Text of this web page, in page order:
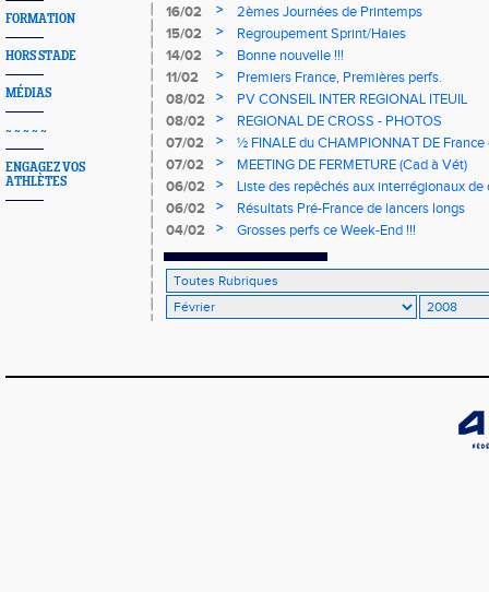
FORMATION
HORS STADE
MÉDIAS
~ ~ ~ ~ ~
ENGAGEZ VOS
ATHLÈTES
16/02
>
2èmes Journées de Printemps
15/02
>
Regroupement Sprint/Haies
14/02
>
Bonne nouvelle !!!
11/02
>
Premiers France, Premières perfs.
08/02
>
PV CONSEIL INTER REGIONAL ITEUIL
08/02
>
REGIONAL DE CROSS - PHOTOS
07/02
>
½ FINALE du CHAMPIONNAT DE
à Roullet Saint Estephe (16)
07/02 >
MEETING DE FERMETURE (Cad à Vét)
06/02
>
Liste des repêchés aux interrégionaux de
06/02
>
Résultats Pré-France de lancers longs
04/02
> Grosses perfs ce Week-End !!!